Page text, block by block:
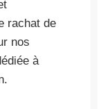
rachat de
nos
à